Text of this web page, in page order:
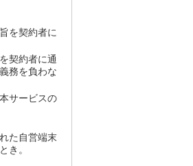
を契約者に
契約者に通
務を負わな
サービスの
た自営端末
き。